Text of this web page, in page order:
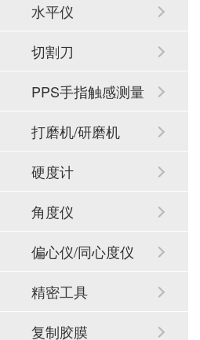
水平仪
切割刀
PPS手指触感测量
系统
打磨机/研磨机
硬度计
角度仪
偏心仪/同心度仪
精密工具
复制胶膜